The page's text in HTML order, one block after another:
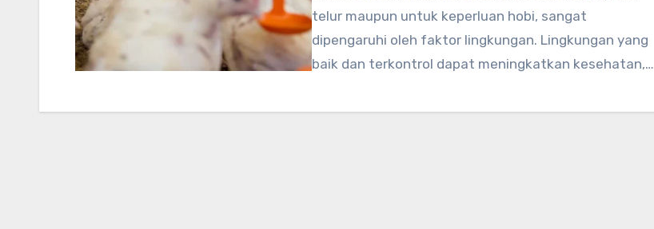
telur maupun untuk keperluan hobi, sangat
dipengaruhi oleh faktor lingkungan. Lingkungan yang
baik dan terkontrol dapat meningkatkan kesehatan,…